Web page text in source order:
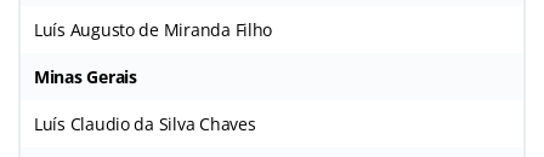
Luís Augusto de Miranda Filho
Minas Gerais
Luís Claudio da Silva Chaves